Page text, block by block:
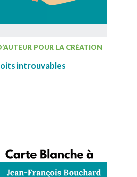
POUR LA CRÉATION
introuvables